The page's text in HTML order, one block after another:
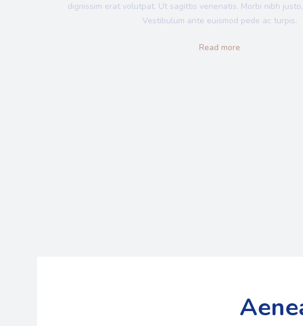
dignissim erat volutpat. Ut sagittis venenatis. Morbi nibh
Vestibulum ante euismod pede ac turpis.
Read more